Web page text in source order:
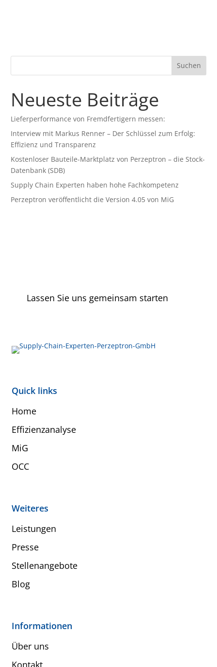
Suchen
Neueste Beiträge
Lieferperformance von Fremdfertigern messen:
Interview mit Markus Renner – Der Schlüssel zum Erfolg:
Effizienz und Transparenz
Kostenloser Bauteile-Marktplatz von Perzeptron – die Stock-
Datenbank (SDB)
Supply Chain Experten haben hohe Fachkompetenz
Perzeptron veröffentlicht die Version 4.05 von MiG
Lassen Sie uns gemeinsam starten
Quick links
Home
Effizienzanalyse
MiG
OCC
Weiteres
Leistungen
Presse
Stellenangebote
Blog
Informationen
Über uns
Kontakt